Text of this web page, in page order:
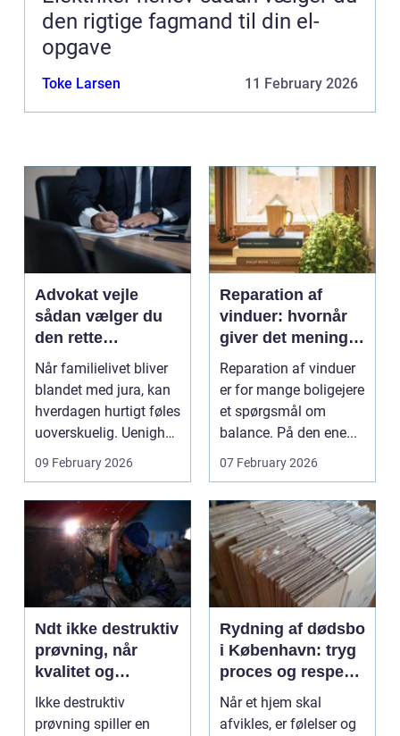
den rigtige fagmand til din el-
opgave
Toke Larsen 11 February 2026
Advokat vejle
sådan vælger du
den rette
familieretsadvokat
Når familielivet bliver
blandet med jura, kan
hverdagen hurtigt føles
uoverskuelig. Uenighed
om børn...
09 February 2026
Reparation af
vinduer: hvornår
giver det mening,
og hvad skal du
vælge?
Reparation af vinduer
er for mange boligejere
et spørgsmål om
balance. På den ene...
07 February 2026
Ndt ikke destruktiv
prøvning, når
kvalitet og
sikkerhed er
afgørende
Ikke destruktiv
prøvning spiller en
Rydning af dødsbo
i København: tryg
proces og respekt
for boet
Når et hjem skal
afvikles, er følelser og